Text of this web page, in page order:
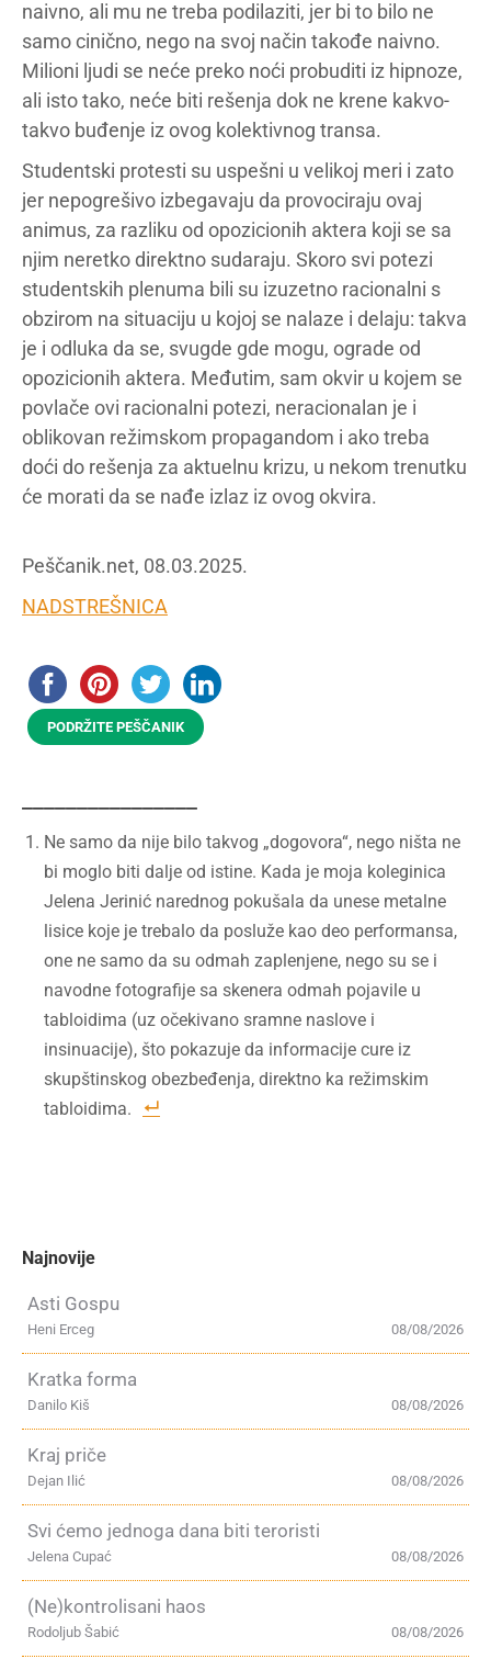
naivno, ali mu ne treba podilaziti, jer bi to bilo ne
samo cinično, nego na svoj način takođe naivno.
Milioni ljudi se neće preko noći probuditi iz hipnoze,
ali isto tako, neće biti rešenja dok ne krene kakvo-
takvo buđenje iz ovog kolektivnog transa.
Studentski protesti su uspešni u velikoj meri i zato
jer nepogrešivo izbegavaju da provociraju ovaj
animus, za razliku od opozicionih aktera koji se sa
njim neretko direktno sudaraju. Skoro svi potezi
studentskih plenuma bili su izuzetno racionalni s
obzirom na situaciju u kojoj se nalaze i delaju: takva
je i odluka da se, svugde gde mogu, ograde od
opozicionih aktera. Međutim, sam okvir u kojem se
povlače ovi racionalni potezi, neracionalan je i
oblikovan režimskom propagandom i ako treba
doći do rešenja za aktuelnu krizu, u nekom trenutku
će morati da se nađe izlaz iz ovog okvira.
Peščanik.net, 08.03.2025.
NADSTREŠNICA
PODRŽITE PEŠČANIK
Ne samo da nije bilo takvog „dogovora“, nego ništa ne
bi moglo biti dalje od istine. Kada je moja koleginica
Jelena Jerinić narednog pokušala da unese metalne
lisice koje je trebalo da posluže kao deo performansa,
one ne samo da su odmah zaplenjene, nego su se i
navodne fotografije sa skenera odmah pojavile u
tabloidima (uz očekivano sramne naslove i
insinuacije), što pokazuje da informacije cure iz
skupštinskog obezbeđenja, direktno ka režimskim
tabloidima.
Najnovije
Asti Gospu
08/08/2026
Heni Erceg
Kratka forma
08/08/2026
Danilo Kiš
Kraj priče
08/08/2026
Dejan Ilić
Svi ćemo jednoga dana biti teroristi
08/08/2026
Jelena Cupać
(Ne)kontrolisani haos
08/08/2026
Rodoljub Šabić